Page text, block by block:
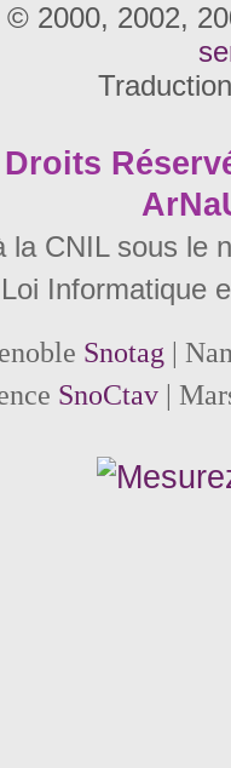
© 2000, 2002,
la CNIL sous le
Loi Informatique
Snotag |
SnoCtav|